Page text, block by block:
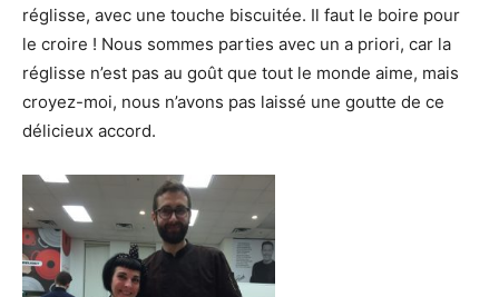
réglisse, avec une touche biscuitée. Il faut le boire pour
le croire ! Nous sommes parties avec un a priori, car la
réglisse n’est pas au goût que tout le monde aime, mais
croyez-moi, nous n’avons pas laissé une goutte de ce
délicieux accord.